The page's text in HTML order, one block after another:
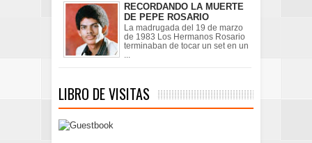
RECORDANDO LA MUERTE
DE PEPE ROSARIO
La madrugada del 19 de marzo
de 1983 Los Hermanos Rosario
terminaban de tocar un set en un
...
LIBRO DE VISITAS